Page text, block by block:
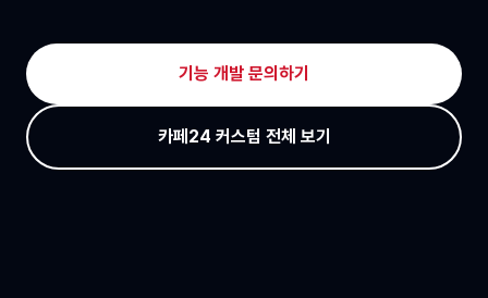
기능 개발 문의하기
카페24 커스텀 전체 보기